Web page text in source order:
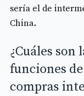
sería el de
China.
¿Cuáles son
funciones
compras